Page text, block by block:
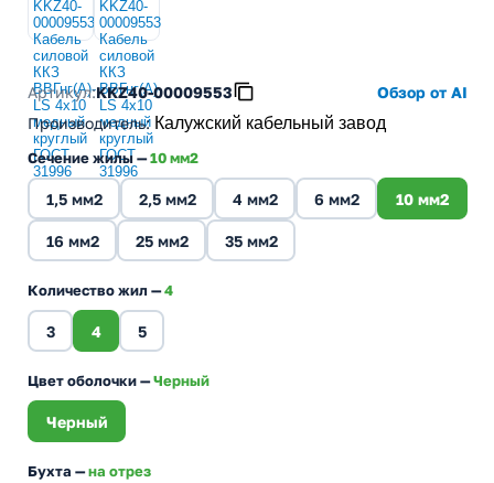
Артикул:KKZ40-00009553
Обзор от AI
Производитель: Калужский кабельный завод
Сечение жилы —10 мм2
1,5 мм2 2,5 мм2 4 мм2 6 мм2 10 мм2
16 мм2 25 мм2 35 мм2
Количество жил —4
3 4 5
Цвет оболочки —Черный
Черный
Бухта —на отрез